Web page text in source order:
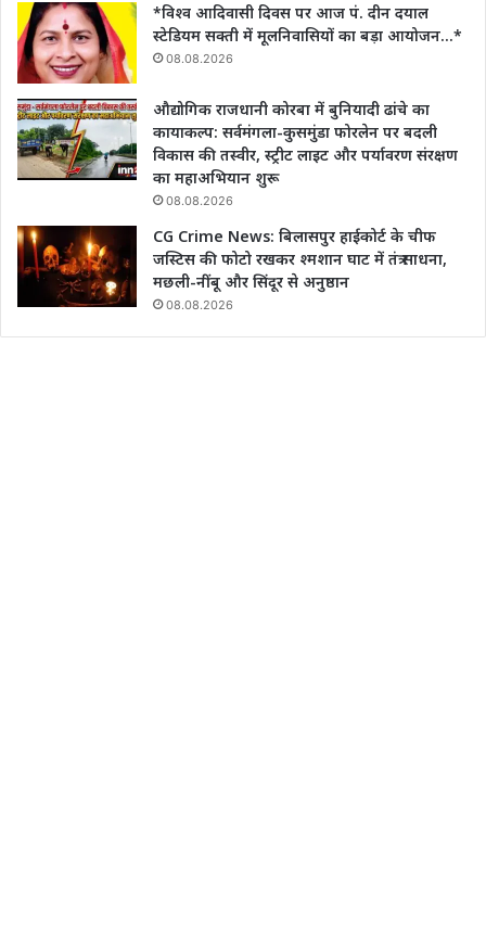
*विश्व आदिवासी दिवस पर आज पं. दीन दयाल
स्टेडियम सक्ती में मूलनिवासियों का बड़ा आयोजन…*
08.08.2026
औद्योगिक राजधानी कोरबा में बुनियादी ढांचे का
कायाकल्प: सर्वमंगला-कुसमुंडा फोरलेन पर बदली
विकास की तस्वीर, स्ट्रीट लाइट और पर्यावरण संरक्षण
का महाअभियान शुरू
08.08.2026
CG Crime News: बिलासपुर हाईकोर्ट के चीफ
जस्टिस की फोटो रखकर श्मशान घाट में तंत्र साधना,
मछली-नींबू और सिंदूर से अनुष्ठान
08.08.2026